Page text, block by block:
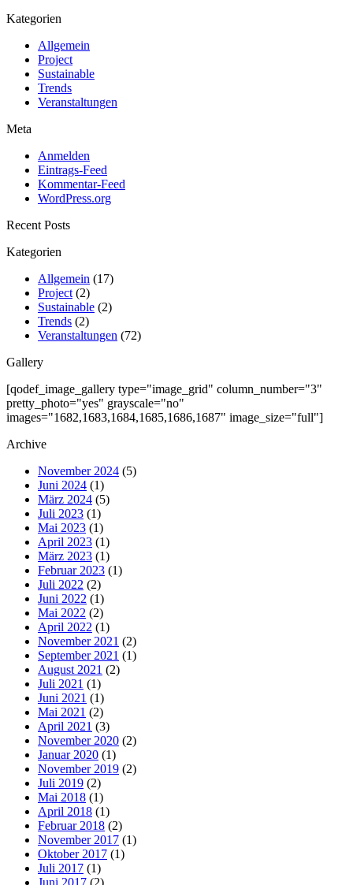
Kategorien
Allgemein
Project
Sustainable
Trends
Veranstaltungen
Meta
Anmelden
Eintrags-Feed
Kommentar-Feed
WordPress.org
Recent Posts
Kategorien
Allgemein (17)
Project (2)
Sustainable (2)
Trends (2)
Veranstaltungen (72)
Gallery
[qodef_image_gallery type="image_grid" column_number="3"
pretty_photo="yes" grayscale="no"
images="1682,1683,1684,1685,1686,1687" image_size="full"]
Archive
November 2024 (5)
Juni 2024 (1)
März 2024 (5)
Juli 2023 (1)
Mai 2023 (1)
April 2023 (1)
März 2023 (1)
Februar 2023 (1)
Juli 2022 (2)
Juni 2022 (1)
Mai 2022 (2)
April 2022 (1)
November 2021 (2)
September 2021 (1)
August 2021 (2)
Juli 2021 (1)
Juni 2021 (1)
Mai 2021 (2)
April 2021 (3)
November 2020 (2)
Januar 2020 (1)
November 2019 (2)
Juli 2019 (2)
Mai 2018 (1)
April 2018 (1)
Februar 2018 (2)
November 2017 (1)
Oktober 2017 (1)
Juli 2017 (1)